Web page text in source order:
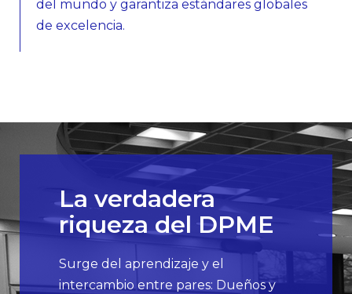
del mundo y garantiza estándares globales
de excelencia.
La verdadera
riqueza del DPME
Surge del aprendizaje y el
intercambio entre pares: Dueños y